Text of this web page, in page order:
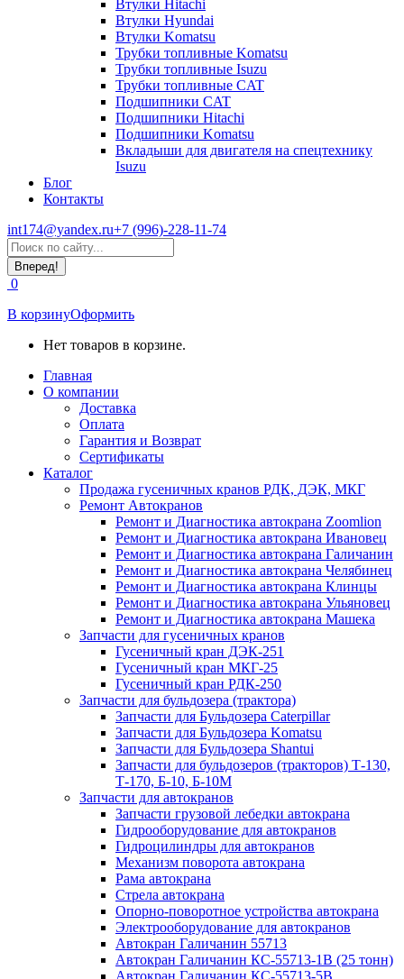
Втулки Hitachi
Втулки Hyundai
Втулки Komatsu
Трубки топливные Komatsu
Трубки топливные Isuzu
Трубки топливные CAT
Подшипники CAT
Подшипники Hitachi
Подшипники Komatsu
Вкладыши для двигателя на спецтехнику
Isuzu
Блог
Контакты
int174@yandex.ru+7 (996)-228-11-74
Страница
WhatsApp
открывается
в
новом
окне
Поиск:
0
В корзинуОформить
Нет товаров в корзине.
Главная
О компании
Доставка
Оплата
Гарантия и Возврат
Сертификаты
Каталог
Продажа гусеничных кранов РДК, ДЭК, МКГ
Ремонт Автокранов
Ремонт и Диагностика автокрана Zoomlion
Ремонт и Диагностика автокрана Ивановец
Ремонт и Диагностика автокрана Галичанин
Ремонт и Диагностика автокрана Челябинец
Ремонт и Диагностика автокрана Клинцы
Ремонт и Диагностика автокрана Ульяновец
Ремонт и Диагностика автокрана Машека
Запчасти для гусеничных кранов
Гусеничный кран ДЭК-251
Гусеничный кран МКГ-25
Гусеничный кран РДК-250
Запчасти для бульдозера (трактора)
Запчасти для Бульдозера Caterpillar
Запчасти для Бульдозера Komatsu
Запчасти для Бульдозера Shantui
Запчасти для бульдозеров (тракторов) Т-130,
Т-170, Б-10, Б-10М
Запчасти для автокранов
Запчасти грузовой лебедки автокрана
Гидрооборудование для автокранов
Гидроцилиндры для автокранов
Механизм поворота автокрана
Рама автокрана
Стрела автокрана
Опорно-поворотное устройства автокрана
Электрооборудование для автокранов
Автокран Галичанин 55713
Автокран Галичанин КС-55713-1В (25 тонн)
Автокран Галичанин КС-55713-5В